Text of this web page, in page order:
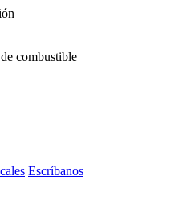
combustible
Escríbanos